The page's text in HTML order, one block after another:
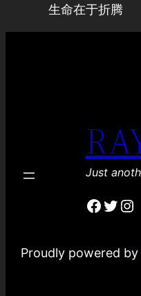
生命在于折腾
Just
Proudly powered